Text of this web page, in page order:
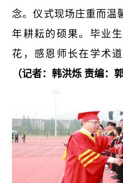
念。仪式现场庄重而温
年耕耘的硕果。毕业
花，感恩师长在学术
（记者：韩洪烁 责编：